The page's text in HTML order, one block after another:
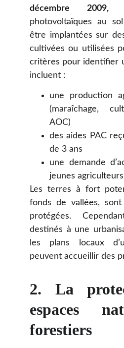
décembre 2009,
photovoltaïques au
être implantées sur
cultivées ou utilisées
critères pour identifier
incluent :
une production
(maraîchage,
AOC)
des aides PAC
de 3 ans
une demande
jeunes
Les terres à fort
fonds de vallées,
protégées.
destinés à une
les plans locaux
peuvent accueillir des
2. La
espaces
forestiers